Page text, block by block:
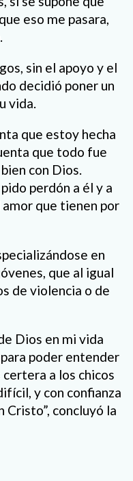
eso me pasara,
sin el apoyo y el
decidió poner un
vida.
que estoy hecha
que todo fue
con Dios.
perdón a él y a
que tienen por
en
que al igual
de violencia o de
Dios en mi vida
poder entender
certera a los chicos
y con confianza
concluyó la